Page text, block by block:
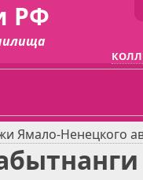
РФ
Ямало-Ненецкого